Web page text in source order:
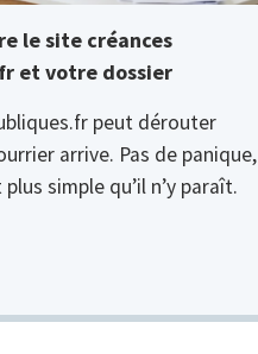
le site créances
et votre dossier
peut dérouter
arrive. Pas de panique,
simple qu’il n’y paraît.